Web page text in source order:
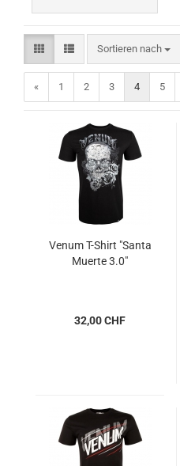
Sortieren nach
Sortieren nach
« 1 2 3 4 5
Venum T-Shirt "Santa
Muerte 3.0"
32,00 CHF